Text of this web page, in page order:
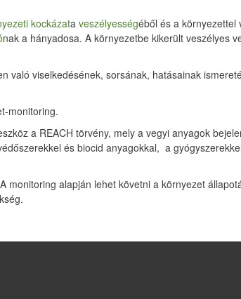
kockázataveszélyességéből és a környezettel
nak a hányadosa. A környezetbe kikerült veszélyes
való viselkedésének, sorsának, hatásainak
monitoring.
a REACH törvény, mely a vegyi anyagok
és biocid anyagokkal, a
monitoring alapján lehet követni a környezet